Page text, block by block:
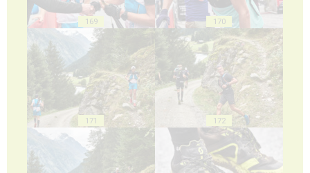
169 170
171 172